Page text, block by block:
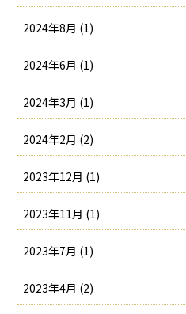
2024年8月 (1)
2024年6月 (1)
2024年3月 (1)
2024年2月 (2)
2023年12月 (1)
2023年11月 (1)
2023年7月 (1)
2023年4月 (2)